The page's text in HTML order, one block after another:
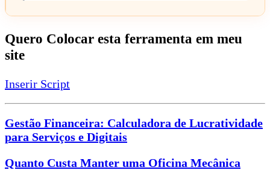
Quero Colocar esta ferramenta em meu
site
Inserir Script
Gestão Financeira: Calculadora de Lucratividade
para Serviços e Digitais
Quanto Custa Manter uma Oficina Mecânica